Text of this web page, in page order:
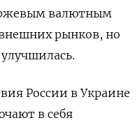
валютным
рынков, но
России в Украине
в себя